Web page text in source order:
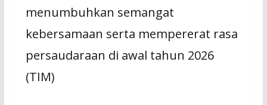
menumbuhkan semangat
kebersamaan serta mempererat rasa
persaudaraan di awal tahun 2026
(TIM)